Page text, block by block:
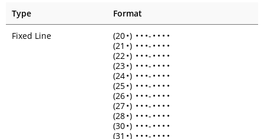
Type
Format
Fixed Line
(20•) • • •- • • • •
(21 •) • • •- • • • •
(22•) • • •- • • • •
(23•) • • •- • • • •
(24•) • • •- • • • •
(25•) • • •- • • • •
(26•) • • •- • • • •
(27•) • • •- • • • •
(28•) • • •- • • • •
(30•) • • •- • • • •
(31 •) • • •- • • • •